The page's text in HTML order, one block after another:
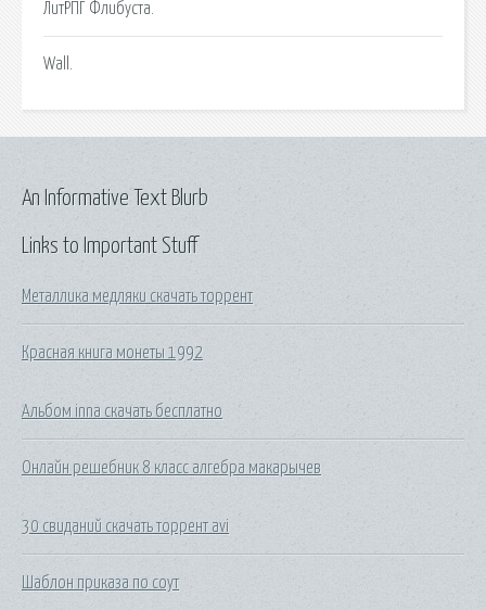
ЛитРПГ Флибуста.
Wall.
Links to Important Stuff
Металлика медляки скачать торрент
Красная книга монеты 1992
Альбом inna скачать бесплатно
Онлайн решебник 8 класс алгебра макарычев
30 свиданий скачать торрент avi
Шаблон приказа по соут
An Informative Text Blurb